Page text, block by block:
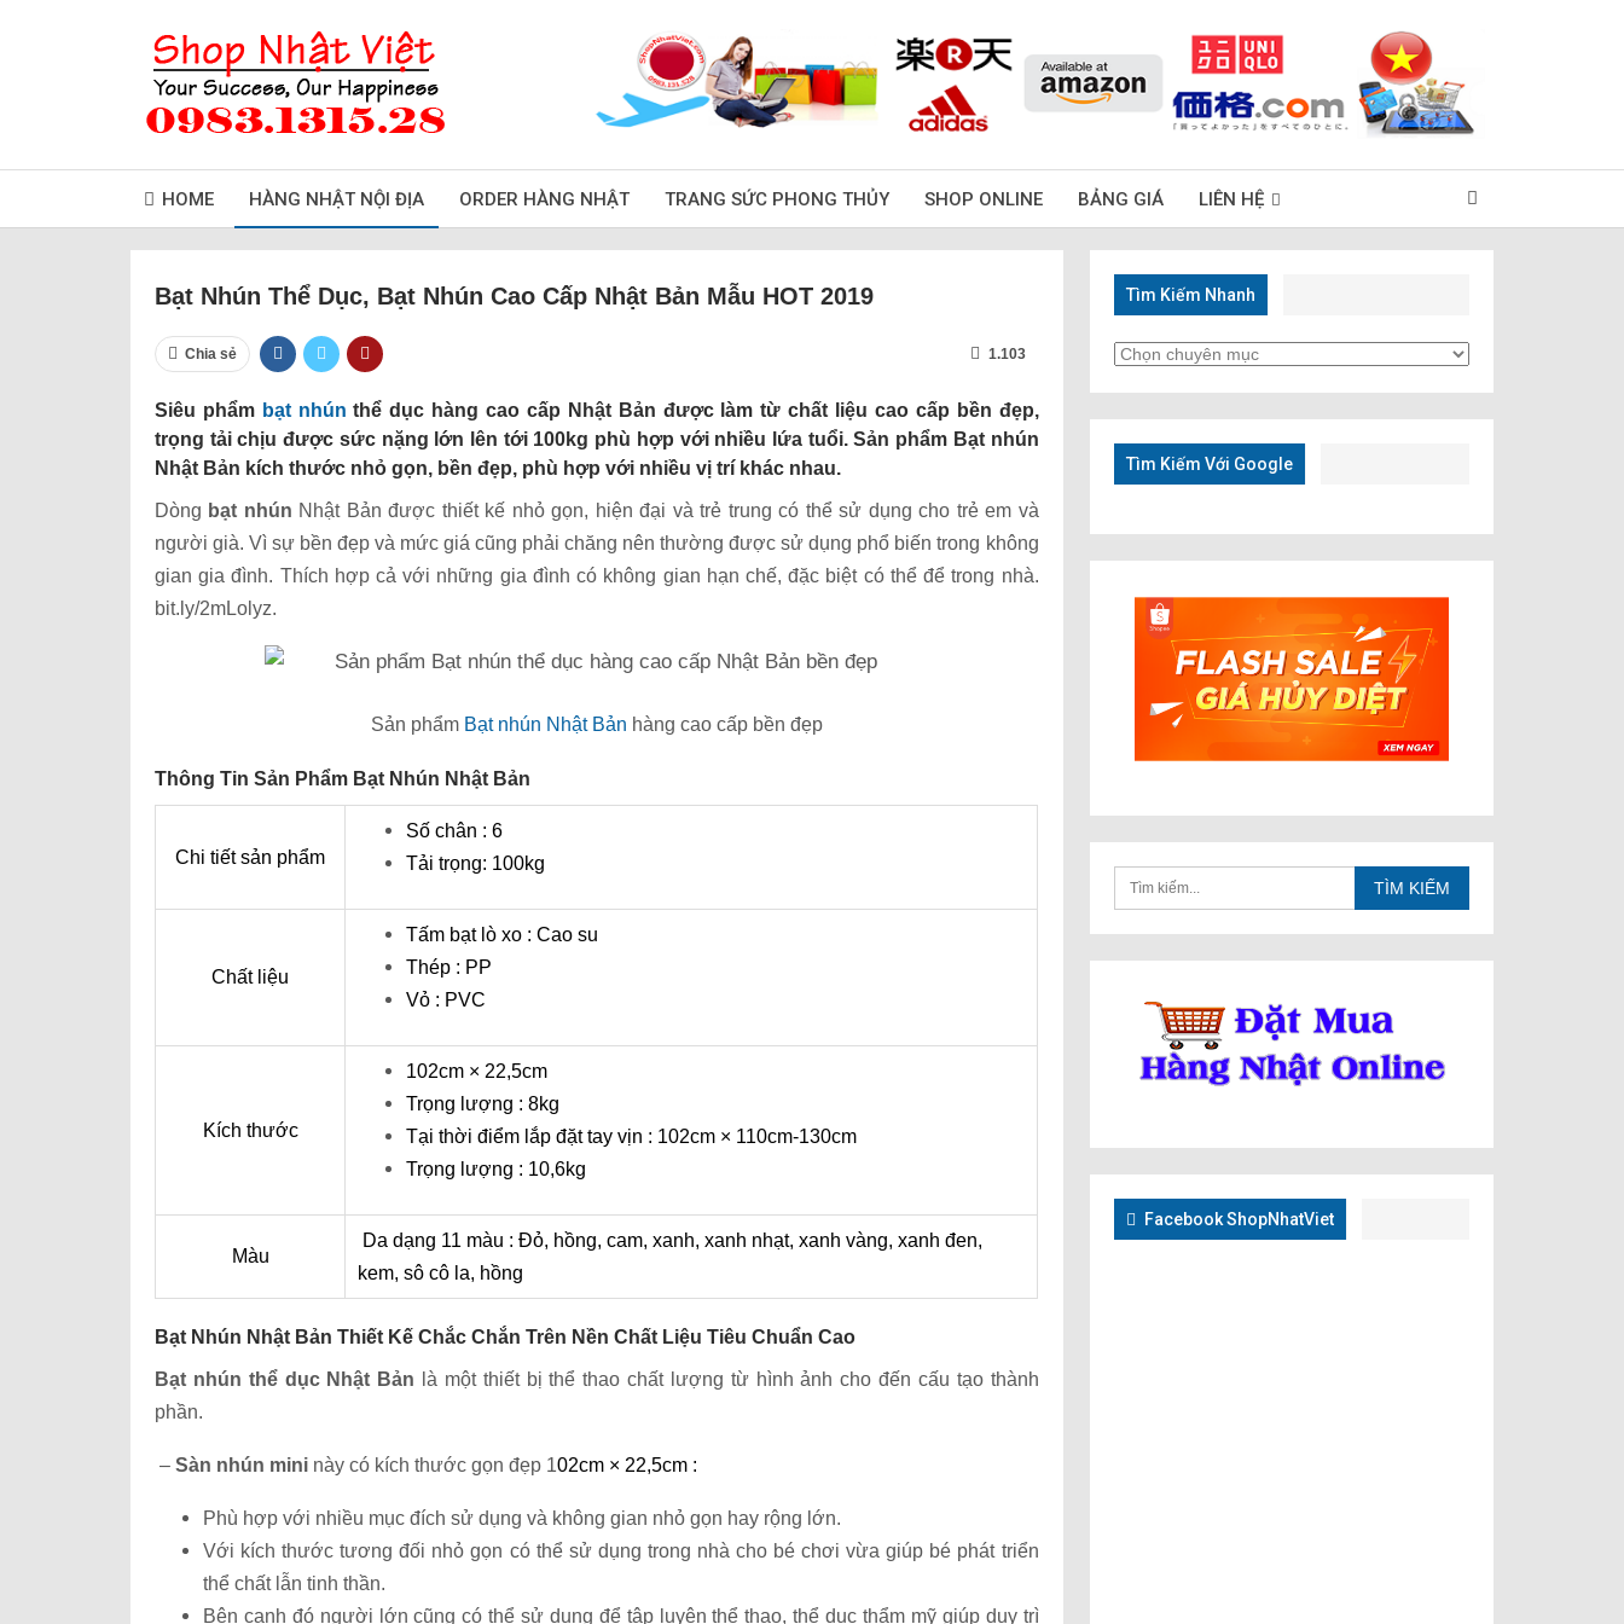
HOME HÀNG NHẬT NỘI ĐỊA ORDER HÀNG NHẬT TRANG SỨC PHONG THỦY SHOP ONLINE BẢNG GIÁ LIÊN HỆ
Bạt Nhún Thể Dục, Bạt Nhún Cao Cấp Nhật Bản Mẫu HOT 2019
Chia sẻ 1.103
Siêu phẩm bạt nhún thể dục hàng cao cấp Nhật Bản được làm từ chất liệu cao cấp bền đẹp,
trọng tải chịu được sức nặng lớn lên tới 100kg phù hợp với nhiều lứa tuổi. Sản phẩm Bạt nhún
Nhật Bản kích thước nhỏ gọn, bền đẹp, phù hợp với nhiều vị trí khác nhau.
Dòng bạt nhún Nhật Bản được thiết kế nhỏ gọn, hiện đại và trẻ trung có thể sử dụng cho trẻ em và
người già. Vì sự bền đẹp và mức giá cũng phải chăng nên thường được sử dụng phổ biến trong không
gian gia đình. Thích hợp cả với những gia đình có không gian hạn chế, đặc biệt có thể để trong nhà.
bit.ly/2mLolyz.
Sản phẩm Bạt nhún Nhật Bản hàng cao cấp bền đẹp
Thông Tin Sản Phẩm Bạt Nhún Nhật Bản
Chi tiết sản phẩm
Số chân : 6
Tải trọng: 100kg
Chất liệu
Tấm bạt lò xo : ​​Cao su
Thép : PP
Vỏ : PVC
Kích thước
102cm × 22,5cm
Trọng lượng : 8kg
Tại thời điểm lắp đặt tay vịn : 102cm × 110cm-130cm
Trọng lượng : 10,6kg
Màu
Da dạng 11 màu : Đỏ, hồng, cam, xanh, xanh nhạt, xanh vàng, xanh đen,
kem, sô cô la, hồng
Bạt Nhún Nhật Bản Thiết Kế Chắc Chắn Trên Nền Chất Liệu Tiêu Chuẩn Cao
Bạt nhún thể dục Nhật Bản là một thiết bị thể thao chất lượng từ hình ảnh cho đến cấu tạo thành
phần.
– Sàn nhún mini này có kích thước gọn đẹp 102cm × 22,5cm :
Phù hợp với nhiều mục đích sử dụng và không gian nhỏ gọn hay rộng lớn.
Với kích thước tương đối nhỏ gọn có thể sử dụng trong nhà cho bé chơi vừa giúp bé phát triển
thể chất lẫn tinh thần.
Bên cạnh đó người lớn cũng có thể sử dụng để tập luyện thể thao, thể dục thẩm mỹ giúp duy trì
Tìm Kiếm Nhanh
Tìm
Tìm Kiếm Với Google
Facebook ShopNhatViet